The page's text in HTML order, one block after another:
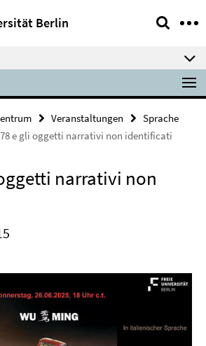
Berlin
Veranstaltungen
Sprache
e gli oggetti narrativi non identificati
narrativi non